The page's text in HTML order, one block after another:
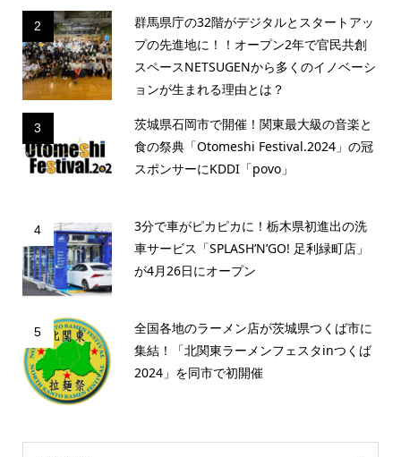
2
群馬県庁の32階がデジタルとスタートアッ
プの先進地に！！オープン2年で官民共創
スペースNETSUGENから多くのイノベーシ
ョンが生まれる理由とは？
3
茨城県石岡市で開催！関東最大級の音楽と
食の祭典「Otomeshi Festival.2024」の冠
スポンサーにKDDI「povo」
4
3分で車がピカピカに！栃木県初進出の洗
車サービス「SPLASH’N’GO! 足利緑町店」
が4月26日にオープン
5
全国各地のラーメン店が茨城県つくば市に
集結！「北関東ラーメンフェスタinつくば
2024」を同市で初開催